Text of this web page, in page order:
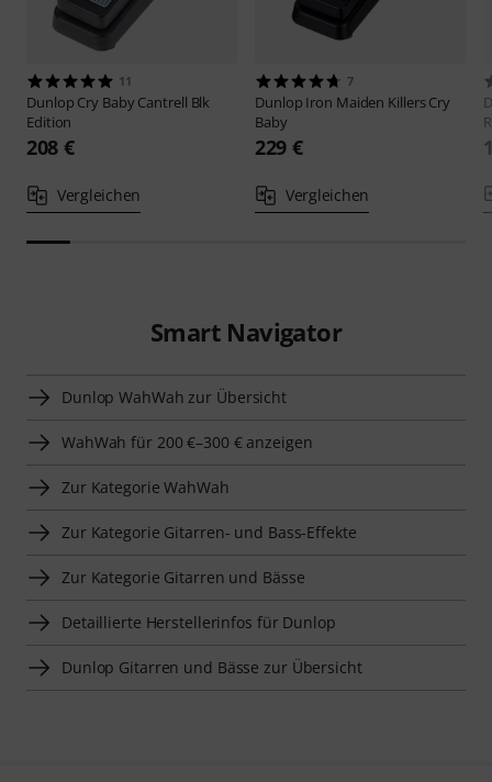
11
Dunlop Cry Baby Cantrell Blk
Edition
208 €
Vergleichen
7
Dunlop Iron Maiden Killers Cry
Baby
229 €
Vergleichen
Smart Navigator
Dunlop WahWah zur Übersicht
WahWah für 200 €–300 € anzeigen
Zur Kategorie WahWah
Zur Kategorie Gitarren- und Bass-Effekte
Zur Kategorie Gitarren und Bässe
Detaillierte Herstellerinfos für Dunlop
Dunlop Gitarren und Bässe zur Übersicht